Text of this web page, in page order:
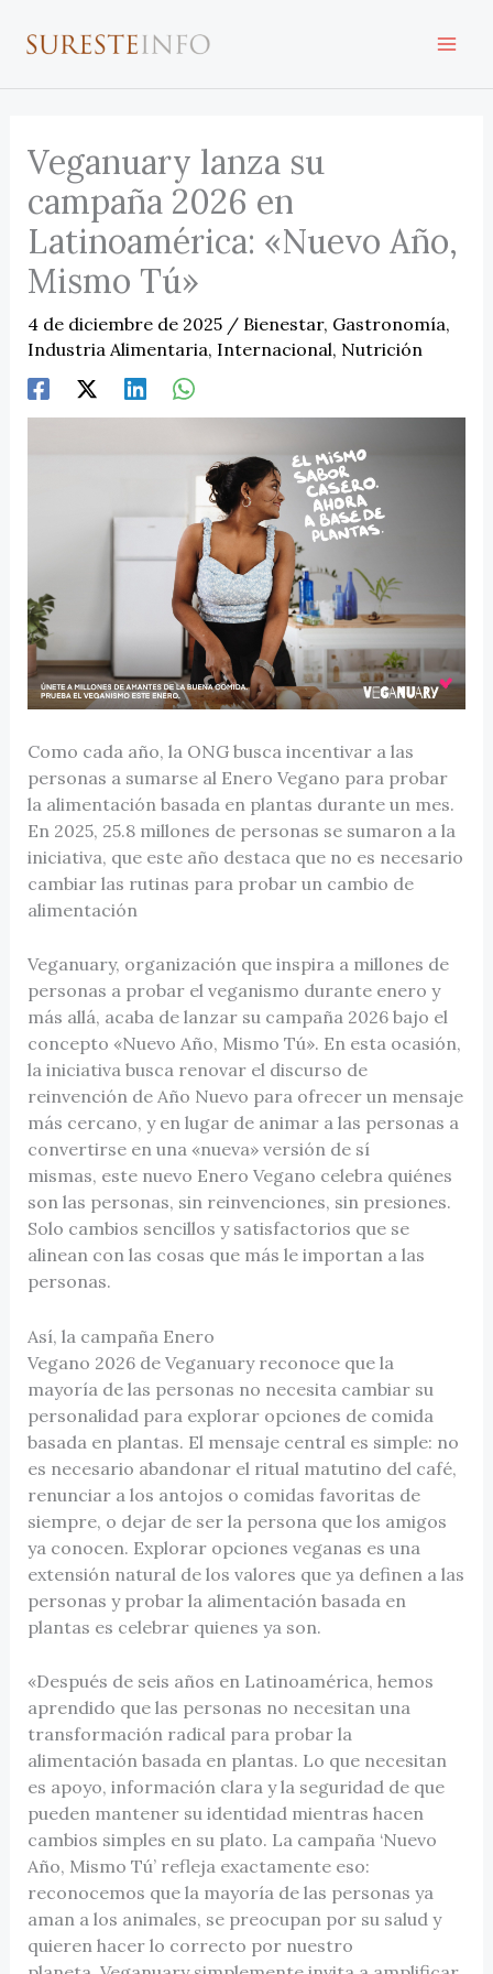
Veganuary lanza su
campaña 2026 en
Latinoamérica: «Nuevo Año,
Mismo Tú»
4 de diciembre de 2025 / Bienestar, Gastronomía,
Industria Alimentaria, Internacional, Nutrición
Como cada año, la ONG busca incentivar a las
personas a sumarse al Enero Vegano para probar
la alimentación basada en plantas durante un mes.
En 2025, 25.8 millones de personas se sumaron a la
iniciativa, que este año destaca que no es necesario
cambiar las rutinas para probar un cambio de
alimentación
Veganuary, organización que inspira a millones de
personas a probar el veganismo durante enero y
más allá, acaba de lanzar su campaña 2026 bajo el
concepto «Nuevo Año, Mismo Tú». En esta ocasión,
la iniciativa busca renovar el discurso de
reinvención de Año Nuevo para ofrecer un mensaje
más cercano, y en lugar de animar a las personas a
convertirse en una «nueva» versión de sí
mismas, este nuevo Enero Vegano celebra quiénes
son las personas, sin reinvenciones, sin presiones.
Solo cambios sencillos y satisfactorios que se
alinean con las cosas que más le importan a las
personas.
Así, la campaña Enero
Vegano 2026 de Veganuary reconoce que la
mayoría de las personas no necesita cambiar su
personalidad para explorar opciones de comida
basada en plantas. El mensaje central es simple: no
es necesario abandonar el ritual matutino del café,
renunciar a los antojos o comidas favoritas de
siempre, o dejar de ser la persona que los amigos
ya conocen. Explorar opciones veganas es una
extensión natural de los valores que ya definen a las
personas y probar la alimentación basada en
plantas es celebrar quienes ya son.
«Después de seis años en Latinoamérica, hemos
aprendido que las personas no necesitan una
transformación radical para probar la
alimentación basada en plantas. Lo que necesitan
es apoyo, información clara y la seguridad de que
pueden mantener su identidad mientras hacen
cambios simples en su plato. La campaña ‘Nuevo
Año, Mismo Tú’ refleja exactamente eso:
reconocemos que la mayoría de las personas ya
aman a los animales, se preocupan por su salud y
quieren hacer lo correcto por nuestro